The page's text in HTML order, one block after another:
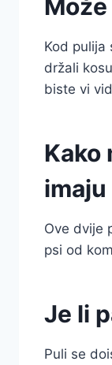
Kod pulija
držali
biste vi
Kako
Ove dvije
psi od
Je li
Puli se